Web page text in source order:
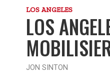
LOS ANGELES
LOS
JON SINTON